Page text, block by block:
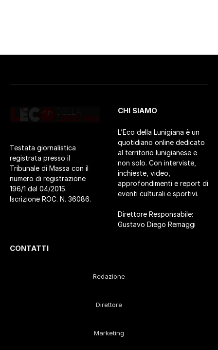
Testata giornalistica
registrata presso il
Tribunale di Massa con il
numero di registrazione
196/1 del 04/2015.
Iscrizione ROC. N. 36086.
CHI SIAMO
L’Eco della Lunigiana è un
quotidiano online dedicato
al territorio lunigianese e
non solo. Con interviste,
inchieste, video,
approfondimenti e report di
eventi culturali e sportivi.
Direttore Responsabile:
Gustavo Diego Remaggi
CONTATTI
Redazione
Direttore
Marketing